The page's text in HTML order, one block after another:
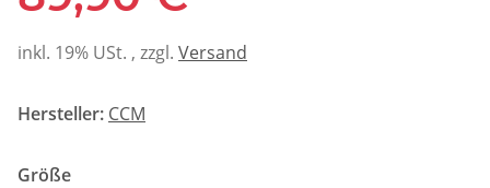
inkl. 19% USt. , zzgl. Versand
Hersteller: CCM
Größe